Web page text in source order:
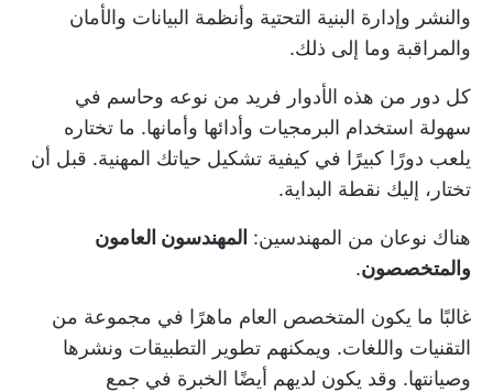
والنشر وإدارة البنية التحتية وأنظمة البيانات والأمان
والمراقبة وما إلى ذلك.
كل دور من هذه الأدوار فريد من نوعه وحاسم في
سهولة استخدام البرمجيات وأدائها وأمانها. ما تختاره
يلعب دورًا كبيرًا في كيفية تشكيل حياتك المهنية. قبل أن
تختار، إليك نقطة البداية.
هناك نوعان من المهندسين: المهندسون العامون
والمتخصصون.
غالبًا ما يكون المتخصص العام ماهرًا في مجموعة من
التقنيات واللغات. ويمكنهم تطوير التطبيقات ونشرها
وصيانتها. وقد يكون لديهم أيضًا الخبرة في جمع